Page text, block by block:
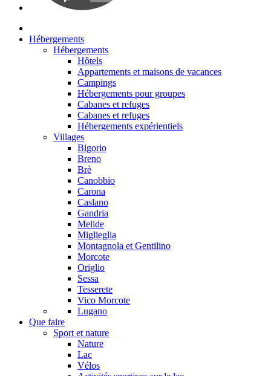
Hébergements
Hébergements
Hôtels
Appartements et maisons de vacances
Campings
Hébergements pour groupes
Cabanes et refuges
Cabanes et refuges
Hébergements expérientiels
Villages
Bigorio
Breno
Brè
Canobbio
Carona
Caslano
Gandria
Melide
Miglieglia
Montagnola et Gentilino
Morcote
Origlio
Sessa
Tesserete
Vico Morcote
Lugano
Que faire
Sport et nature
Nature
Lac
Vélos